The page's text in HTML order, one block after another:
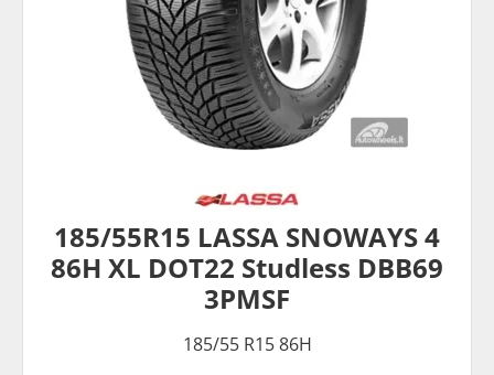
185/55R15 LASSA SNOWAYS 4
86H XL DOT22 Studless DBB69
3PMSF
185/55 R15 86H